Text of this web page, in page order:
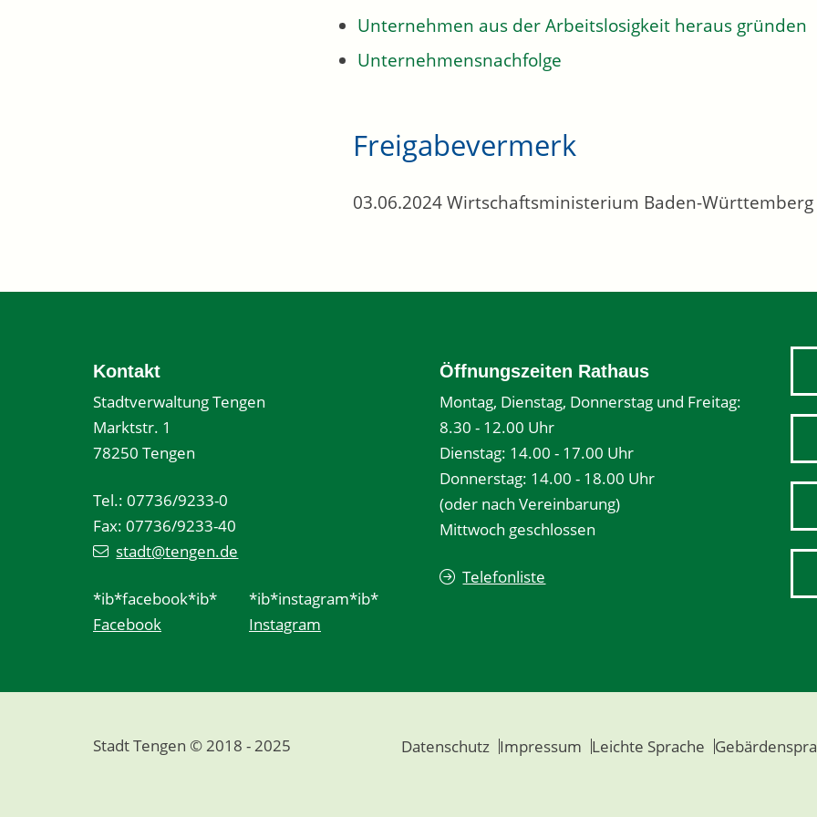
Unternehmen aus der Arbeitslosigkeit heraus gründen
Unternehmensnachfolge
Freigabevermerk
03.06.2024 Wirtschaftsministerium Baden-Württemberg
Kontakt
Stadtverwaltung Tengen
Marktstr. 1
78250 Tengen
Tel.: 07736/9233-0
Fax: 07736/9233-40
stadt@tengen.de
*ib*facebook*ib*
Facebook
*ib*instagram*ib*
Instagram
Öffnungszeiten Rathaus
Montag, Dienstag, Donnerstag und Freitag:
8.30 - 12.00 Uhr
Dienstag: 14.00 - 17.00 Uhr
Donnerstag: 14.00 - 18.00 Uhr
(oder nach Vereinbarung)
Mittwoch geschlossen
Telefonliste
Stadt Tengen © 2018 - 2025 Datenschutz Impressum Leichte Sprache